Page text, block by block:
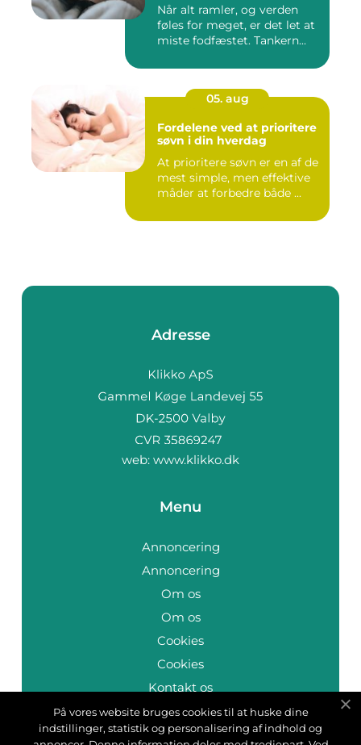
Når alt ramler, og verden
føles for meget, er det let at
miste fodfæstet. Tankern...
05. aug
Fordelene ved at prioritere
søvn i din hverdag
At prioritere søvn er en af de
mest simple, men effektive
måder at forbedre både ...
Adresse
web: www.klikko.dk
Menu
Annoncering
Annoncering
Om os
Om os
Cookies
Cookies
Kontakt os
Kontakt os
Sitemap
På vores website bruges cookies til at huske dine
indstillinger, statistik og personalisering af indhold og